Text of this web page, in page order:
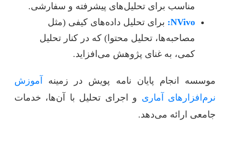
مناسب برای تحلیل‌های پیشرفته و سفارشی.
NVivo: برای تحلیل داده‌های کیفی (مثل
مصاحبه‌ها، تحلیل محتوا) که در کنار تحلیل
کمی، به غنای پژوهش می‌افزاید.
موسسه انجام پایان نامه پویش در زمینه آموزش
نرم‌افزارهای آماری و اجرای تحلیل با آن‌ها، خدمات
جامعی ارائه می‌دهد.